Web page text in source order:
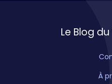
Le Blog
À